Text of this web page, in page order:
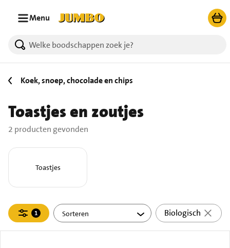
Menu
2 producten gevonden.
Koek, snoep, chocolade en chips
Toastjes en zoutjes
2 producten gevonden
Toastjes
Filteren
1
actief
Biologisch